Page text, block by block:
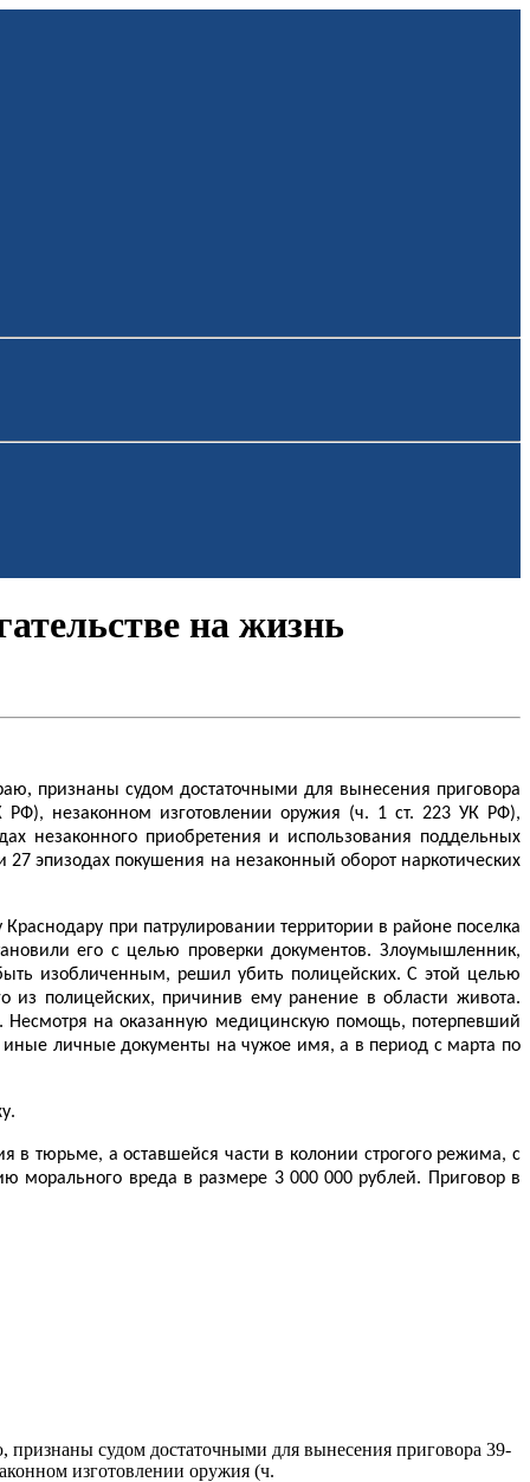
на жизнь
, признаны судом достаточными для вынесения приговора
РФ), незаконном изготовлении оружия (ч. 1 ст. 223 УК РФ),
незаконного приобретения и использования поддельных
27 эпизодах покушения на незаконный оборот наркотических
при патрулировании территории в районе поселка
его с целью проверки документов. Злоумышленник,
изобличенным, решил убить полицейских. С этой целью
из полицейских, причинив ему ранение в области живота.
Несмотря на оказанную медицинскую помощь, потерпевший
иные личные документы на чужое имя, а в период с марта по
тюрьме, а оставшейся части в колонии строгого режима, с
морального вреда в размере 3 000 000 рублей. Приговор в
признаны судом достаточными для вынесения приговора 39-
изготовлении оружия (ч.